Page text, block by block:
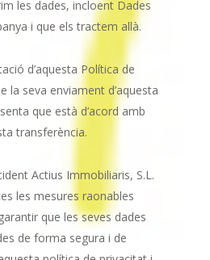
les dades, incloent Dades
i que els tractem allà.
d’aquesta Política de
la seva enviament d’aquesta
que està d’acord amb
transferència.
Actius Immobiliaris, S.L.
les mesures raonables
que les seves dades
de forma segura i de